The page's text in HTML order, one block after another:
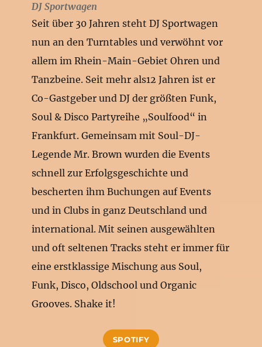
DJ Sportwagen
Seit über 30 Jahren steht DJ Sportwagen
nun an den Turntables und verwöhnt vor
allem im Rhein-Main-Gebiet Ohren und
Tanzbeine. Seit mehr als12 Jahren ist er
Co-Gastgeber und DJ der größten Funk,
Soul & Disco Partyreihe „Soulfood“ in
Frankfurt. Gemeinsam mit Soul-DJ-
Legende Mr. Brown wurden die Events
schnell zur Erfolgsgeschichte und
bescherten ihm Buchungen auf Events
und in Clubs in ganz Deutschland und
international. Mit seinen ausgewählten
und oft seltenen Tracks steht er immer für
eine erstklassige Mischung aus Soul,
Funk, Disco, Oldschool und Organic
Grooves. Shake it!
SPOTIFY